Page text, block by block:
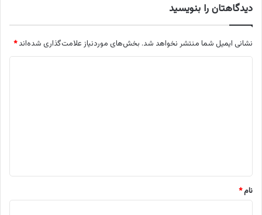
دیدگاهتان را بنویسید
نشانی ایمیل شما منتشر نخواهد شد. بخش‌های موردنیاز علامت‌گذاری شده‌اند*
نام*